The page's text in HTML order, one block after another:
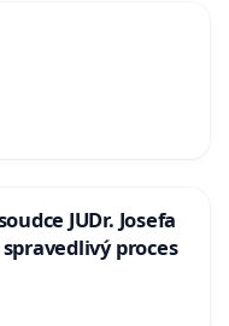
JUDr. Josefa
proces